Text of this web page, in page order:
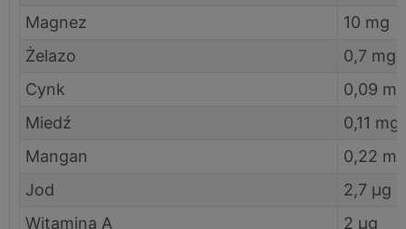
Magnez
10 mg
Żelazo
0,7 mg
Cynk
0,09
Miedź
0,11 mg
Mangan
0,22
Jod
2,7 µg
Witamina A
2 µg